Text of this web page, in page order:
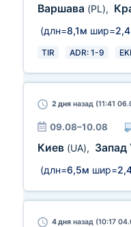
Варшава (PL),
(длн=8,1м шир=
TIR ADR: 1-9
2 дня назад (11:41
09.08–10.08
Киев (UA), Запад
(длн=6,5м шир=
4 дня назад (10:17